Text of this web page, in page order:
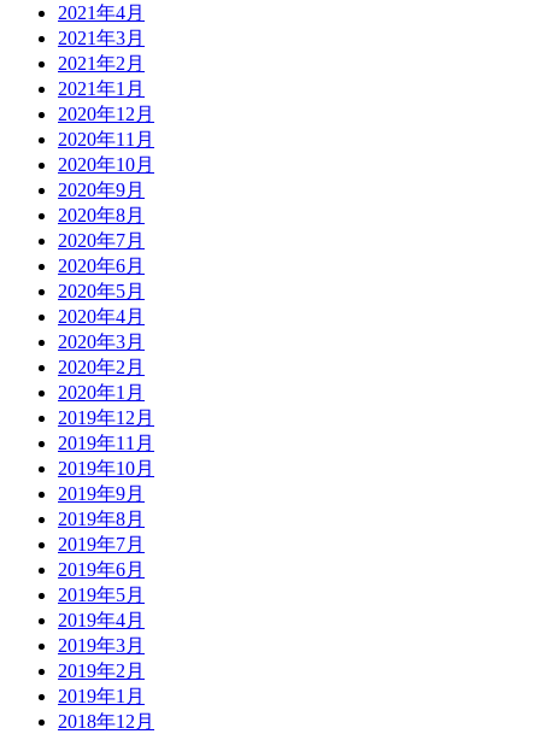
2021年4月
2021年3月
2021年2月
2021年1月
2020年12月
2020年11月
2020年10月
2020年9月
2020年8月
2020年7月
2020年6月
2020年5月
2020年4月
2020年3月
2020年2月
2020年1月
2019年12月
2019年11月
2019年10月
2019年9月
2019年8月
2019年7月
2019年6月
2019年5月
2019年4月
2019年3月
2019年2月
2019年1月
2018年12月